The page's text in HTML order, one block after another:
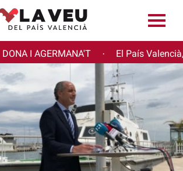
DONA I AGERMANA'T · El País